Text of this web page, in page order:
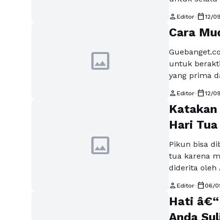
setiap hari
kotoran,
person Editor• calendar_today12/
image
Cara
untuk
yang prima
kuat agar
pada lelaki
Baca
person Editor• calendar_today12/
image
Hari
Pikun bisa
tua karena
diderita oleh
dipikirkan.
Anda
person Editor• calendar_today06/
Hati
Anda